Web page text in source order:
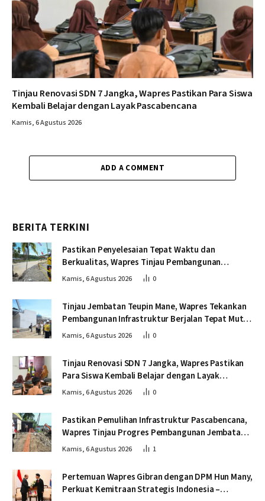
Tinjau Renovasi SDN 7 Jangka, Wapres Pastikan Para Siswa
Kembali Belajar dengan Layak Pascabencana
Kamis, 6 Agustus 2026
ADD A COMMENT
BERITA TERKINI
Pastikan Penyelesaian Tepat Waktu dan
Berkualitas, Wapres Tinjau Pembangunan
Jembatan Lumut
Kamis, 6 Agustus 2026 0
Tinjau Jembatan Teupin Mane, Wapres Tekankan
Pembangunan Infrastruktur Berjalan Tepat Mutu
dan Tepat Waktu
Kamis, 6 Agustus 2026 0
Tinjau Renovasi SDN 7 Jangka, Wapres Pastikan
Para Siswa Kembali Belajar dengan Layak
Pascabencana
Kamis, 6 Agustus 2026 0
Pastikan Pemulihan Infrastruktur Pascabencana,
Wapres Tinjau Progres Pembangunan Jembatan
Krueng Tingkeum Bireuen
Kamis, 6 Agustus 2026 1
Pertemuan Wapres Gibran dengan DPM Hun Many,
Perkuat Kemitraan Strategis Indonesia –